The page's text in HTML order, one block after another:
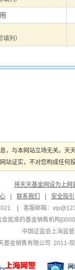
填列）
，与本网站立场无关。
站证实，不对您构成任
将天天基金网设为上网
联系我们
安全指引
客服邮箱：
会批准的基金销售机构
中国证监会上海监
基金销售有限公司 2011-